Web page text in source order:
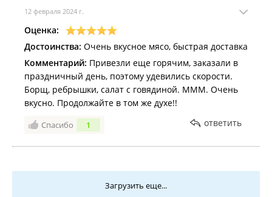
12 февраля 2024 г.
Оценка:
Достоинства: Очень вкусное мясо, быстрая доставка
Комментарий: Привезли еще горячим, заказали в
праздничный день, поэтому удевились скорости.
Борщ, ребрышки, салат с говядиной. МММ. Очень
вкусно. Продолжайте в том же духе!!
Спасибо 1 ответить
Загрузить еще...